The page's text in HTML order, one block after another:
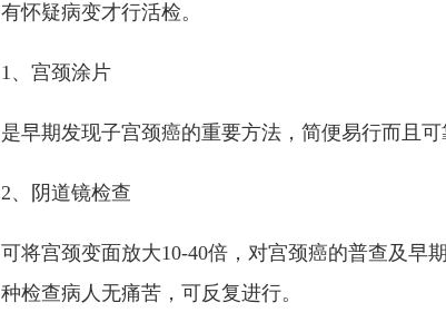
有怀疑病变才行活检。
1、宫颈涂片
是早期发现子宫颈癌的重要方法，简便易行而且可
2、阴道镜检查
可将宫颈变面放大10-40倍，对宫颈癌的普查及早
种检查病人无痛苦，可反复进行。